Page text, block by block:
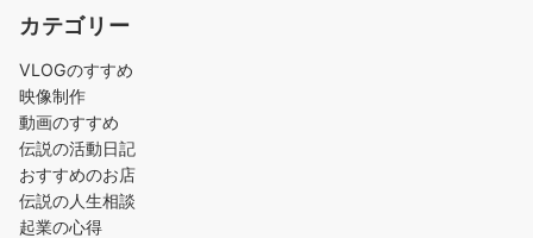
ョ
カテゴリー
VLOGのすすめ
映像制作
動画のすすめ
伝説の活動日記
おすすめのお店
伝説の人生相談
起業の心得